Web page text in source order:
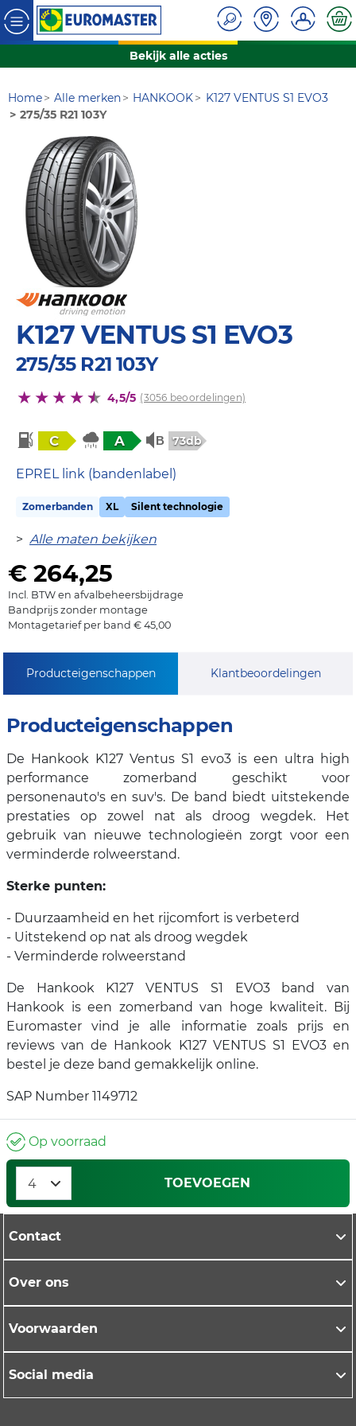
Bekijk alle acties
Home Alle merken HANKOOK
K127 VENTUS S1 EVO3
275/35 R21 103Y
K127 VENTUS S1 EVO3
275/35 R21 103Y
4,5/5 (3056 beoordelingen)
C A 73db
EPREL link (bandenlabel)
Zomerbanden XL Silent technologie
> Alle maten bekijken
€ 264,25
Incl. BTW en afvalbeheersbijdrage
Bandprijs zonder montage
Montagetarief per band € 45,00
Producteigenschappen Klantbeoordelingen
Producteigenschappen
De Hankook K127 Ventus S1 evo3 is een ultra high
performance zomerband geschikt voor
personenauto's en suv's. De band biedt uitstekende
prestaties op zowel nat als droog wegdek. Het
gebruik van nieuwe technologieën zorgt voor een
verminderde rolweerstand.
Sterke punten:
- Duurzaamheid en het rijcomfort is verbeterd
- Uitstekend op nat als droog wegdek
- Verminderde rolweerstand
De Hankook K127 VENTUS S1 EVO3 band van
Hankook is een zomerband van hoge kwaliteit. Bij
Euromaster vind je alle informatie zoals prijs en
reviews van de Hankook K127 VENTUS S1 EVO3 en
bestel je deze band gemakkelijk online.
SAP Number 1149712
Op voorraad
TOEVOEGEN
Contact
Over ons
Voorwaarden
Social media